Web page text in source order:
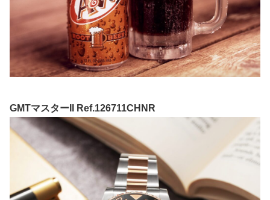
GMTマスターII Ref.126711CHNR